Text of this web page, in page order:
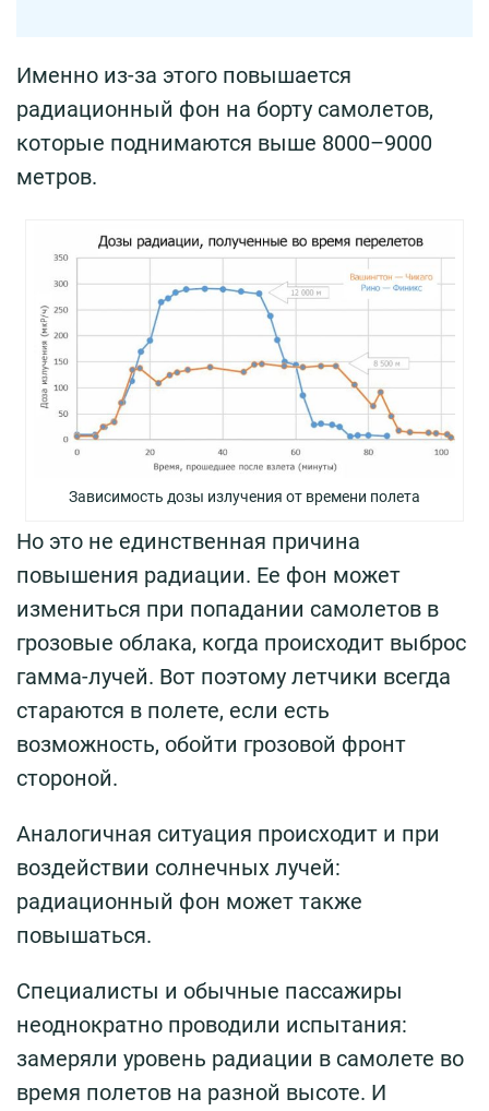
Именно из-за этого повышается
радиационный фон на борту самолетов,
которые поднимаются выше 8000–9000
метров.
Зависимость дозы излучения от времени полета
Но это не единственная причина
повышения радиации. Ее фон может
измениться при попадании самолетов в
грозовые облака, когда происходит выброс
гамма-лучей. Вот поэтому летчики всегда
стараются в полете, если есть
возможность, обойти грозовой фронт
стороной.
Аналогичная ситуация происходит и при
воздействии солнечных лучей:
радиационный фон может также
повышаться.
Специалисты и обычные пассажиры
неоднократно проводили испытания:
замеряли уровень радиации в самолете во
время полетов на разной высоте. И